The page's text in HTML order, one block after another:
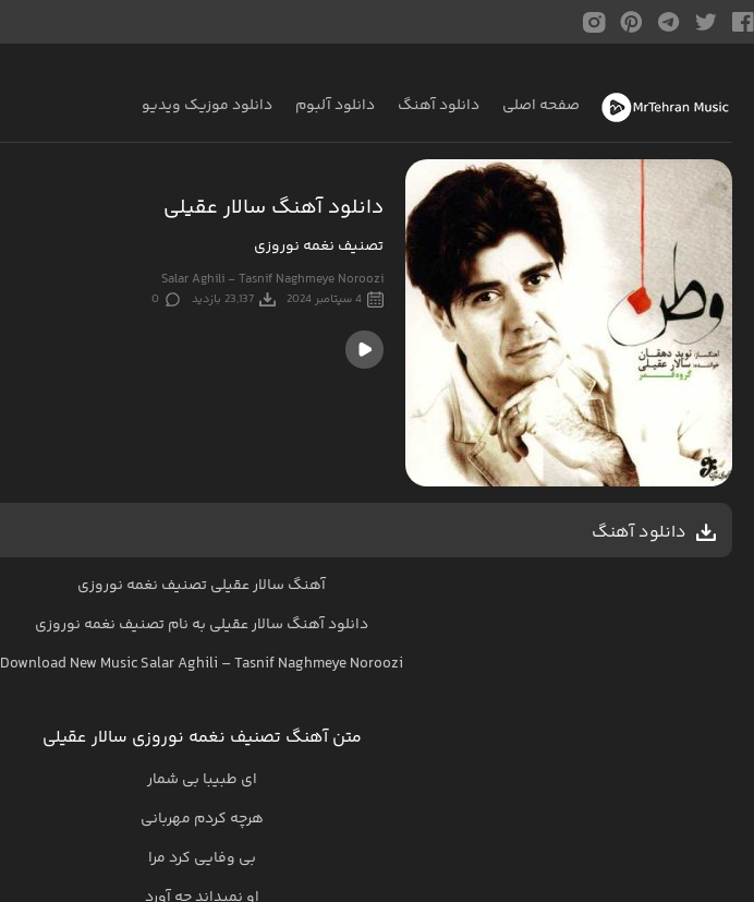
صفحه اصلی دانلود آهنگ دانلود آلبوم دانلود موزیک ویدیو
دانلود آهنگ سالار عقیلی
تصنیف نغمه نوروزی
Salar Aghili - Tasnif Naghmeye Noroozi
4 سپتامبر 2024 23,137 بازدید 0
دانلود آهنگ
آهنگ سالار عقیلی تصنیف نغمه نوروزی
دانلود آهنگ سالار عقیلی به نامتصنیف نغمه نوروزی
Download New MusicSalar Aghili –Tasnif Naghmeye Noroozi
متن آهنگ تصنیف نغمه نوروزی سالار عقیلی
ای طبیبا بی شمار
هرچه کردم مهربانی
بی وفایی کرد مرا